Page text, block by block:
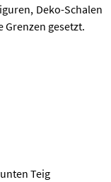
Deko-Schalen
gesetzt.
Teig